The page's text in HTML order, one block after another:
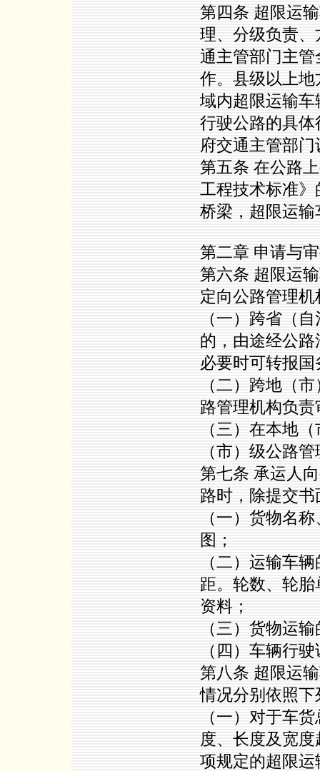
第四条 超限运
理、分级负责
通主管部门主
作。县级以上
域内超限运输
行驶公路的具
府交通主管部
第五条 在公路
工程技术标准
桥梁，超限运
第二章 申请与
第六条 超限运
定向公路管理
（一）跨省（
的，由途经公
必要时可转报
（二）跨地（
路管理机构负责
（三）在本地
（市）级公路
第七条 承运人
路时，除提交
（一）货物名
图；
（二）运输车
距。轮数、轮
资料；
（三）货物运
（四）车辆行
第八条 超限运
情况分别依照
（一）对于车
度、长度及宽
项规定的超限